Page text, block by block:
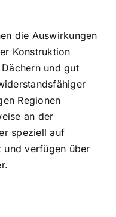
die Auswirkungen
Konstruktion
und gut
Regionen
an der
speziell auf
und verfügen über